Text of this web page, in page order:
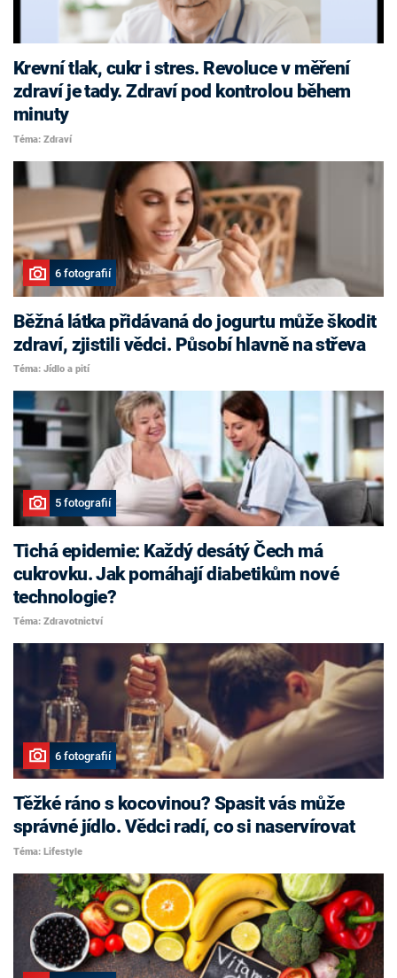
Krevní tlak, cukr i stres. Revoluce v měření
zdraví je tady. Zdraví pod kontrolou během
minuty
Téma: Zdraví
6 fotografií
Běžná látka přidávaná do jogurtu může škodit
zdraví, zjistili vědci. Působí hlavně na střeva
Téma: Jídlo a pití
5 fotografií
Tichá epidemie: Každý desátý Čech má
cukrovku. Jak pomáhají diabetikům nové
technologie?
Téma: Zdravotnictví
6 fotografií
Těžké ráno s kocovinou? Spasit vás může
správné jídlo. Vědci radí, co si naservírovat
Téma: Lifestyle